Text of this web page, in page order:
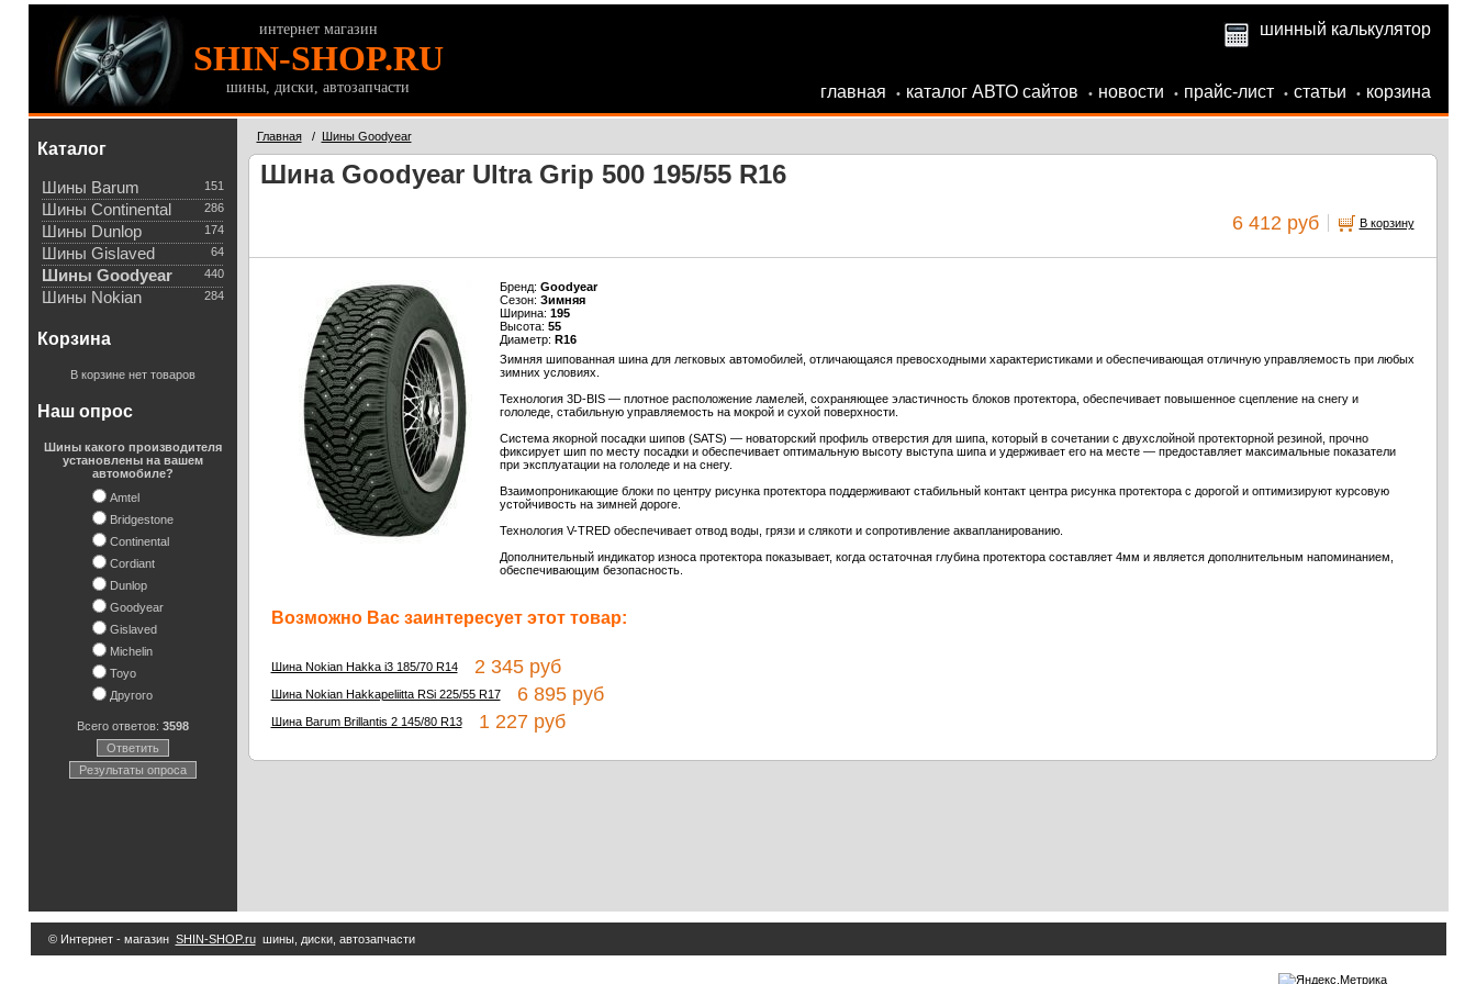
интернет магазин
SHIN-SHOP.RU
шины, диски, автозапчасти
шинный калькулятор
главная • каталог АВТО сайтов • новости • прайс-лист • статьи • корзина
Каталог
151
Шины Barum
286
Шины Continental
174
Шины Dunlop
64
Шины Gislaved
440
Шины Goodyear
284
Шины Nokian
Корзина
В корзине нет товаров
Наш опрос
Шины какого производителя
установлены на вашем
автомобиле?
Amtel
Bridgestone
Continental
Cordiant
Dunlop
Goodyear
Gislaved
Michelin
Toyo
Другого
Всего ответов: 3598
Ответить
Результаты опроса
Главная/ Шины Goodyear
Шина Goodyear Ultra Grip 500 195/55 R16
6 412 руб В корзину
Бренд: Goodyear
Сезон: Зимняя
Ширина: 195
Высота: 55
Диаметр: R16
Зимняя шипованная шина для легковых автомобилей, отличающаяся превосходными характеристиками и обеспечивающая отличную управляемость при любых
зимних условиях.
Технология 3D-BIS — плотное расположение ламелей, сохраняющее эластичность блоков протектора, обеспечивает повышенное сцепление на снегу и
гололеде, стабильную управляемость на мокрой и сухой поверхности.
Система якорной посадки шипов (SATS) — новаторский профиль отверстия для шипа, который в сочетании с двухслойной протекторной резиной, прочно
фиксирует шип по месту посадки и обеспечивает оптимальную высоту выступа шипа и удерживает его на месте — предоставляет максимальные показатели
при эксплуатации на гололеде и на снегу.
Взаимопроникающие блоки по центру рисунка протектора поддерживают стабильный контакт центра рисунка протектора с дорогой и оптимизируют курсовую
устойчивость на зимней дороге.
Технология V-TRED обеспечивает отвод воды, грязи и слякоти и сопротивление аквапланированию.
Дополнительный индикатор износа протектора показывает, когда остаточная глубина протектора составляет 4мм и является дополнительным напоминанием,
обеспечивающим безопасность.
Возможно Вас заинтересует этот товар:
Шина Nokian Hakka i3 185/70 R142 345 руб
Шина Nokian Hakkapeliitta RSi 225/55 R176 895 руб
Шина Barum Brillantis 2 145/80 R131 227 руб
© Интернет - магазин SHIN-SHOP.ruшины, диски, автозапчасти